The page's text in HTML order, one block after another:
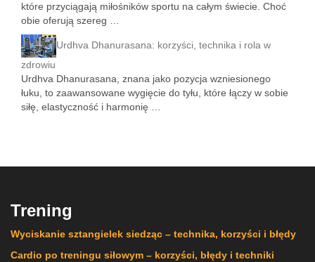
które przyciągają miłośników sportu na całym świecie. Choć
obie oferują szereg …
Urdhva Dhanurasana: korzyści, technika i rola w
zdrowiu
Urdhva Dhanurasana, znana jako pozycja wzniesionego
łuku, to zaawansowane wygięcie do tyłu, które łączy w sobie
siłę, elastyczność i harmonię …
Trening
Wyciskanie sztangielek siedząc – technika, korzyści i błędy
Cardio po treningu siłowym – korzyści, błędy i techniki